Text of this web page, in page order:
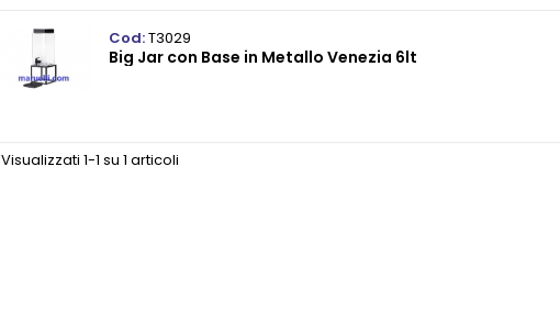
Cod:T3029
Big Jar con Base in Metallo Venezia 6lt
Visualizzati 1-1 su 1 articoli